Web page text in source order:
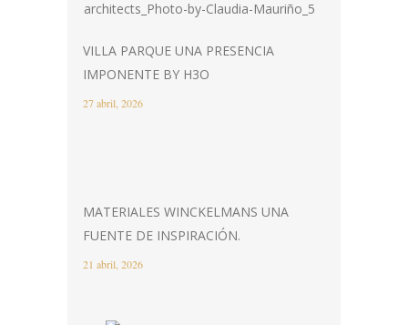
VILLA PARQUE UNA PRESENCIA
IMPONENTE BY H3O
27 abril, 2026
MATERIALES WINCKELMANS UNA
FUENTE DE INSPIRACIÓN.
21 abril, 2026